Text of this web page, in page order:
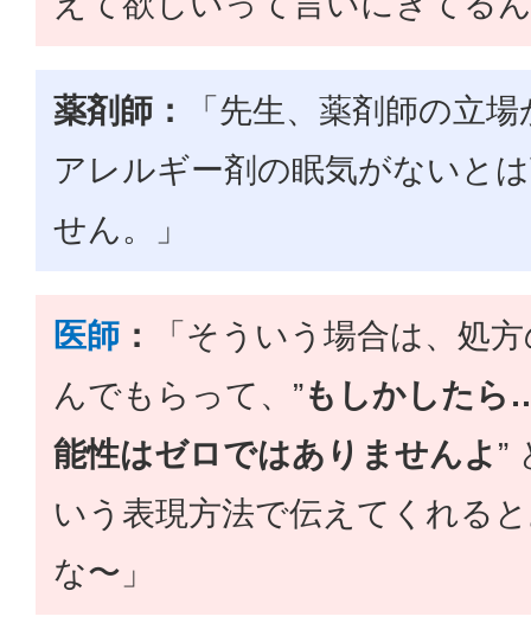
薬剤師：
「先生、薬剤師の立
アレルギー剤の眠気がないと
せん。」
医師 ：
「そういう場合は、処
んでもらって、”もしかしたら
能性はゼロではありませんよ ”
いう表現方法で伝えてくれる
な〜」